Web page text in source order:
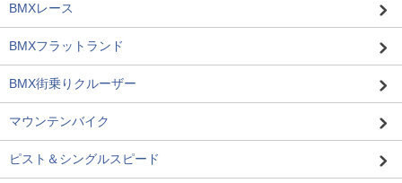
BMXレース
BMXフラットランド
BMX街乗りクルーザー
マウンテンバイク
ピスト＆シングルスピード